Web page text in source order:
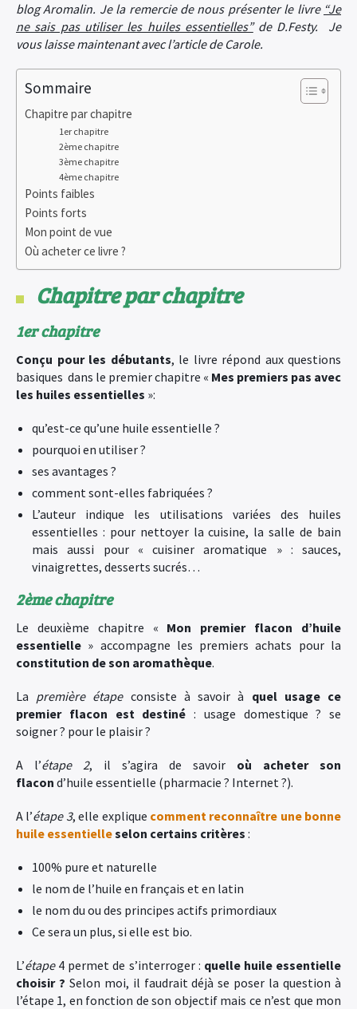
blog Aromalin. Je la remercie de nous présenter le livre “Je
ne sais pas utiliser les huiles essentielles”de D.Festy. Je
vous laisse maintenant avec l’article de Carole.
Sommaire
Chapitre par chapitre
1er chapitre
2ème chapitre
3ème chapitre
4ème chapitre
Points faibles
Points forts
Mon point de vue
Où acheter ce livre ?
Chapitre par chapitre
1er chapitre
Conçu pour les débutants, le livre répond aux questions
basiques dans le premier chapitre « Mes premiers pas avec
les huiles essentielles »:
qu’est-ce qu’une huile essentielle ?
pourquoi en utiliser ?
ses avantages ?
comment sont-elles fabriquées ?
L’auteur indique les utilisations variées des huiles
essentielles : pour nettoyer la cuisine, la salle de bain
mais aussi pour « cuisiner aromatique » : sauces,
vinaigrettes, desserts sucrés…
2ème chapitre
Le deuxième chapitre « Mon premier flacon d’huile
essentielle » accompagne les premiers achats pour la
constitution de son aromathèque.
La première étapeconsiste à savoir à quel usage ce
premier flacon est destiné : usage domestique ? se
soigner ? pour le plaisir ?
A l’étape 2, il s’agira de savoir où acheter son
flacon d’huile essentielle (pharmacie ? Internet ?).
A l’étape 3, elle explique comment reconnaître une bonne
huile essentielleselon certains critères :
100% pure et naturelle
le nom de l’huile en français et en latin
le nom du ou des principes actifs primordiaux
Ce sera un plus, si elle est bio.
L’étape 4 permet de s’interroger : quelle huile essentielle
choisir ? Selon moi, il faudrait déjà se poser la question à
l’étape 1, en fonction de son objectif mais ce n’est que mon